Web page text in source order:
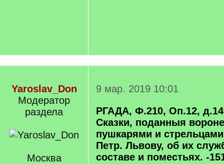
Yaroslav_Don
Модератор
раздела
Москва
9 мар. 2019 10:01
РГАДА, Ф.210, Оп.12,
Сказки, поданныя
пушкарями и
Петр. Львову, об их
составе и поместьях. -